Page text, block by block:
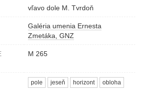
vľavo dole M. Tvrdoň
Galéria umenia Ernesta
Zmetáka, GNZ
M 265
pole jeseň horizont obloha